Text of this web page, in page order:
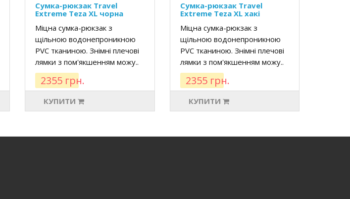
Сумка-рюкзак Travel
Extreme Teza XL чорна
Міцна сумка-рюкзак з
щільною водонепроникною
PVC тканиною. Знімні плечові
лямки з пом'якшенням можу..
2355 грн.
КУПИТИ
Сумка-рюкзак Travel
Extreme Teza XL хакі
Міцна сумка-рюкзак з
щільною водонепроникною
PVC тканиною. Знімні плечові
лямки з пом'якшенням можу..
2355 грн.
КУПИТИ